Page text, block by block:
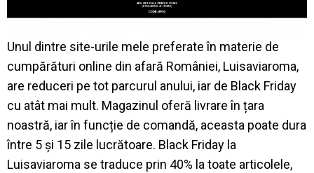
Unul dintre site-urile mele preferate în materie de
cumpărături online din afară României, Luisaviaroma,
are reduceri pe tot parcurul anului, iar de Black Friday
cu atât mai mult. Magazinul oferă livrare în țara
noastră, iar în funcție de comandă, aceasta poate dura
între 5 și 15 zile lucrătoare. Black Friday la
Luisaviaroma se traduce prin 40% la toate articolele,